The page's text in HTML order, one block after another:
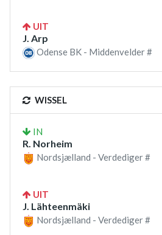
UIT
J. Arp
Odense BK - Middenvelder #
WISSEL
IN
R. Norheim
Nordsjælland - Verdediger #
UIT
J. Lähteenmäki
Nordsjælland - Verdediger #